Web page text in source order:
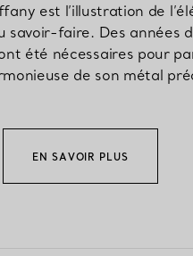
est l’illustration de
savoir-faire. Des années
été nécessaires pour
de son métal
EN SAVOIR PLUS